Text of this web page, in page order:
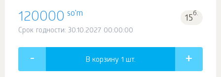
120000 so'm 15б.
Срок годности: 30.10.2027 00:00:00
В корзину 1 шт.